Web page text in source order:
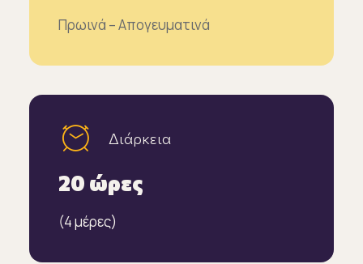
Διάρκεια
20 ώρες
(4 μέρες)
Πρωινά – Απογευματινά